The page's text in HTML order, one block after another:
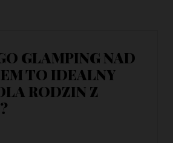
GLAMPING NAD
TO IDEALNY
RODZIN Z